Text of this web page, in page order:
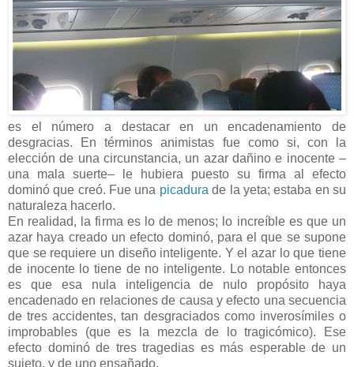
es el número a destacar en un encadenamiento de
desgracias. En términos animistas fue como si, con la
elección de una circunstancia, un azar dañino e inocente –
una mala suerte– le hubiera puesto su firma al efecto
dominó que creó. Fue una picadura de la yeta; estaba en su
naturaleza hacerlo.
En realidad, la firma es lo de menos; lo increíble es que un
azar haya creado un efecto dominó, para el que se supone
que se requiere un diseño inteligente. Y el azar lo que tiene
de inocente lo tiene de no inteligente. Lo notable entonces
es que esa nula inteligencia de nulo propósito haya
encadenado en relaciones de causa y efecto una secuencia
de tres accidentes, tan desgraciados como inverosímiles o
improbables (que es la mezcla de lo tragicómico). Ese
efecto dominó de tres tragedias es más esperable de un
sujeto, y de uno ensañado.